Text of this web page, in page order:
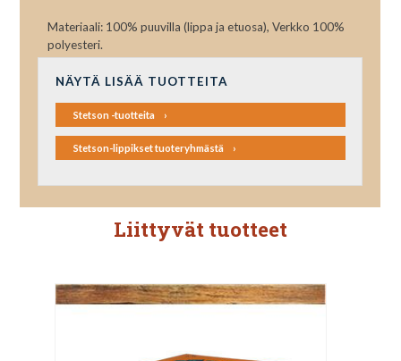
Materiaali: 100% puuvilla (lippa ja etuosa), Verkko 100%
polyesteri.
NÄYTÄ LISÄÄ TUOTTEITA
Stetson -tuotteita
Stetson-lippikset tuoteryhmästä
Liittyvät tuotteet